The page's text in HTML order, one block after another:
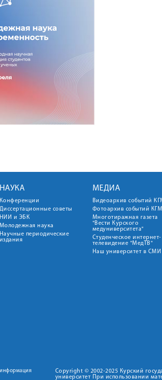
НАУКА
Конференции
Диссертационные советы
НИИ и ЭБК
Молодежная наука
Научные периодические
издания
МЕДИА
Видеоархив событий
Фотоархив событий
Многотиражная газета
"Вести Курского
медуниверситета"
Студенческое интернет-
телевидение "МедТВ"
Наш университет в СМИ
Copyright © 2002-2025 Курский
университет При использовании